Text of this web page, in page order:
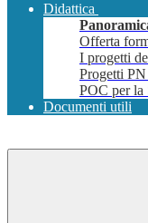
Didattica
Offerta
I progetti
Progetti
POC per la
Documenti utili